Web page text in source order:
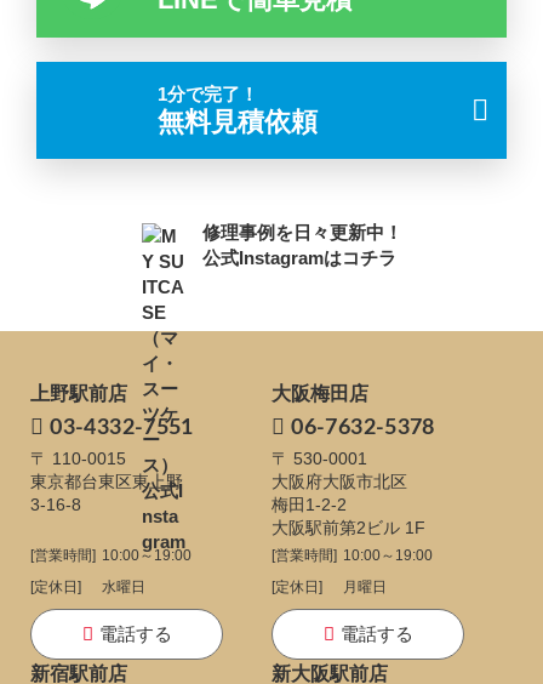
1分で完了！
無料見積依頼
修理事例を日々更新中！
公式Instagramはコチラ
上野駅前店
03-4332-7551
〒 110-0015
東京都台東区東上野
3-16-8
[営業時間] 10:00～19:00
[定休日]
水曜日
電話する
大阪梅田店
06-7632-5378
〒 530-0001
大阪府大阪市北区
梅田1-2-2
大阪駅前第2ビル 1F
[営業時間] 10:00～19:00
[定休日]
月曜日
電話する
新宿駅前店
新大阪駅前店